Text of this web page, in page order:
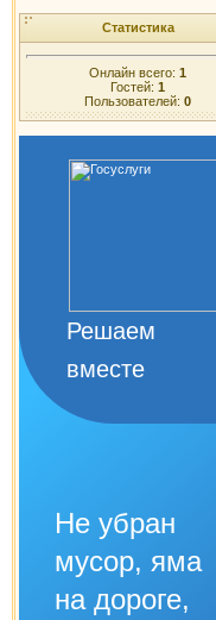
Статистика
Онлайн всего: 1
Гостей: 1
Пользователей: 0
Решаем
вместе
Не убран
мусор, яма
на дороге,